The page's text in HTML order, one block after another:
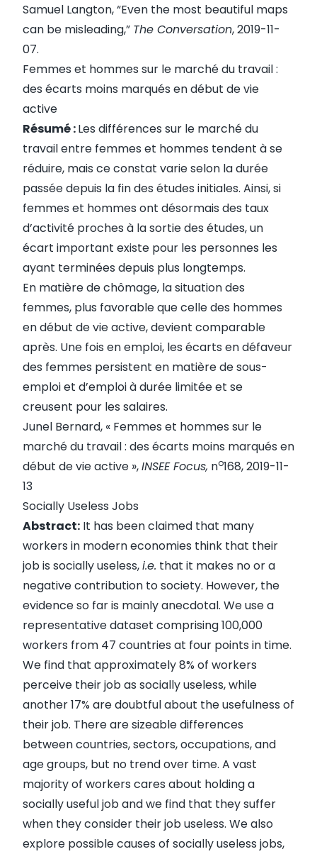
Samuel Langton, “Even the most beautiful maps
can be misleading,” The Conversation, 2019-11-
07.
Femmes et hommes sur le marché du travail :
des écarts moins marqués en début de vie
active
Résumé :Les différences sur le marché du
travail entre femmes et hommes tendent à se
réduire, mais ce constat varie selon la durée
passée depuis la fin des études initiales. Ainsi, si
femmes et hommes ont désormais des taux
d’activité proches à la sortie des études, un
écart important existe pour les personnes les
ayant terminées depuis plus longtemps.
En matière de chômage, la situation des
femmes, plus favorable que celle des hommes
en début de vie active, devient comparable
après. Une fois en emploi, les écarts en défaveur
des femmes persistent en matière de sous-
emploi et d’emploi à durée limitée et se
creusent pour les salaires.
Junel Bernard, « Femmes et hommes sur le
marché du travail : des écarts moins marqués en
début de vie active »,INSEE Focus, no168, 2019-11-
13
Socially Useless Jobs
Abstract: It has been claimed that many
workers in modern economies think that their
job is socially useless,i.e. that it makes no or a
negative contribution to society. However, the
evidence so far is mainly anecdotal. We use a
representative dataset comprising 100,000
workers from 47 countries at four points in time.
We find that approximately 8% of workers
perceive their job as socially useless, while
another 17% are doubtful about the usefulness of
their job. There are sizeable differences
between countries, sectors, occupations, and
age groups, but no trend over time. A vast
majority of workers cares about holding a
socially useful job and we find that they suffer
when they consider their job useless. We also
explore possible causes of socially useless jobs,